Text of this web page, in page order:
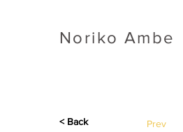
​Noriko Ambe
< Back Prev